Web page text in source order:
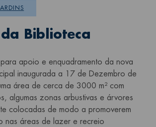
Biblioteca
apoio e enquadramento da nova
inaugurada a 17 de Dezembro de
área de cerca de 3000 m² com
algumas zonas arbustivas e árvores
colocadas de modo a promoverem
nas áreas de lazer e recreio